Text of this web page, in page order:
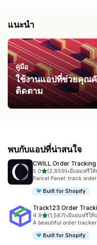
แนะนำ
คู่มือ
ใช้งานแอปที่ช่วยคุณ
ติดตาม
พบกับแอปที่น่าสนใจ
CWILL Order Tracking
5.0เต็ม 5 ดาว
(2,859)
ทั้งหมด 2859 รีวิว
•มีแผนฟรีให้
Parcel Panel: track
Built for Shopify
Track123 Order
4.9เต็ม 5 ดาว
(1,567)
ทั้งหมด 1567 รีวิว
•มีแผนฟรีให้
A beautiful order
Built for Shopify